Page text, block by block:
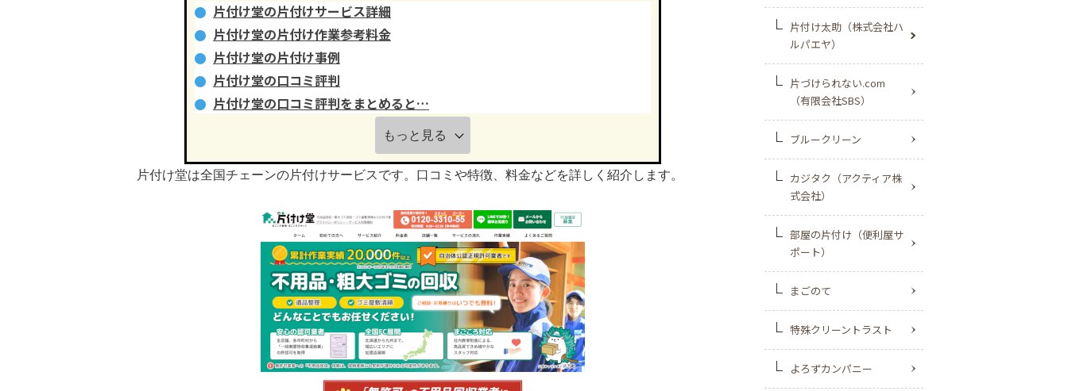
片付け堂の片付けサービス詳細
片付け堂の片付け作業参考料金
片付け堂の片付け事例
片付け堂の口コミ評判
片付け堂の口コミ評判をまとめると…
もっと見る
片付け堂は全国チェーンの片付けサービスです。口コミや特徴、料金などを詳しく紹介します。
片付け太助（株式会社ハ
ルパエヤ）
片づけられない.com
（有限会社SBS）
ブルークリーン
カジタク（アクティア株
式会社）
部屋の片付け（便利屋サ
ポート）
まごのて
特殊クリーントラスト
よろずカンパニー